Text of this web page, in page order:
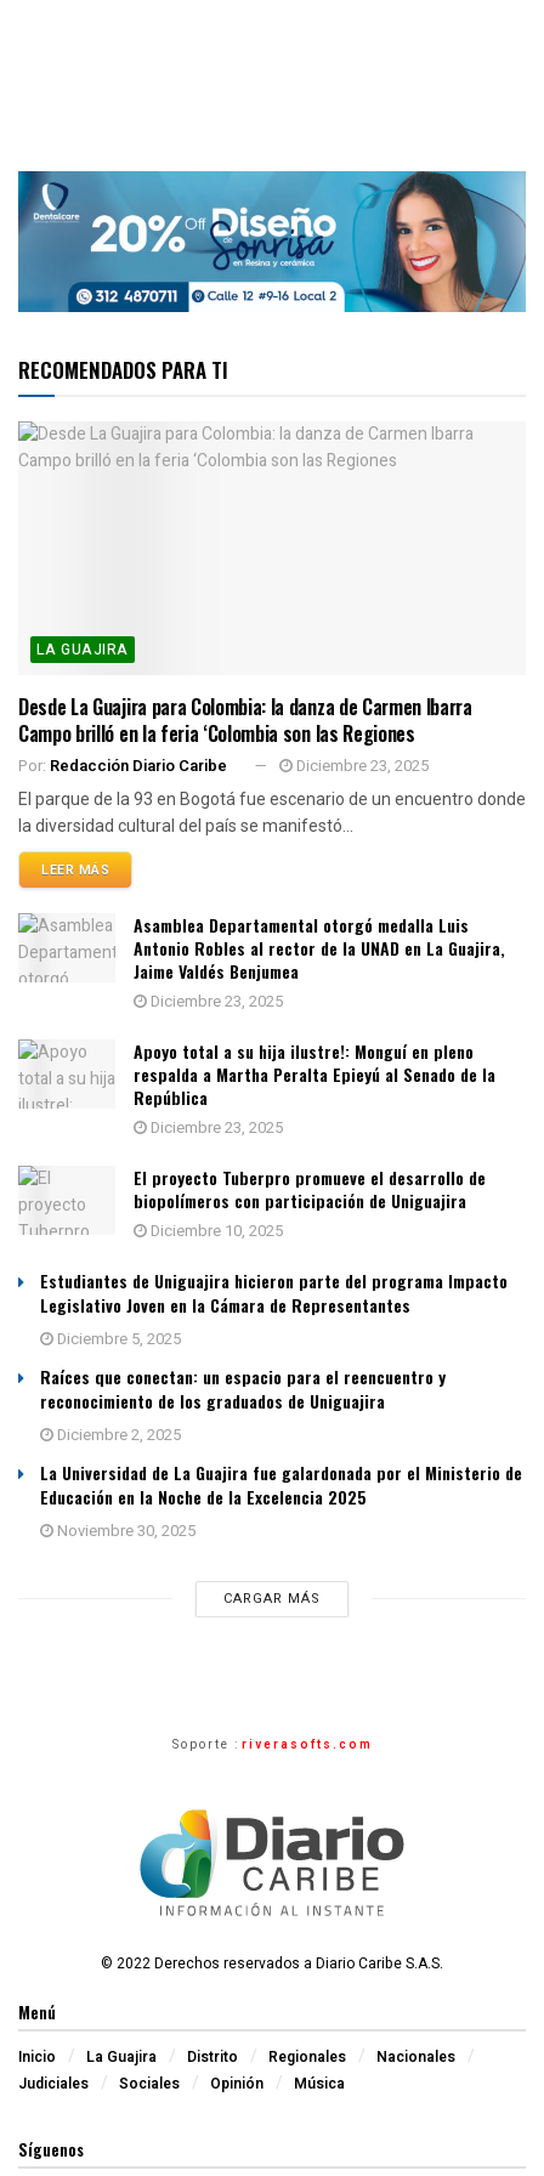
RECOMENDADOS PARA TI
LA GUAJIRA
Desde La Guajira para Colombia: la danza de Carmen Ibarra
Campo brilló en la feria ‘Colombia son las Regiones
Por: Redacción Diario Caribe Diciembre 23, 2025
El parque de la 93 en Bogotá fue escenario de un encuentro donde
la diversidad cultural del país se manifestó...
LEER MÁS
Asamblea Departamental otorgó medalla Luis
Antonio Robles al rector de la UNAD en La Guajira,
Jaime Valdés Benjumea
Diciembre 23, 2025
Apoyo total a su hija ilustre!: Monguí en pleno
respalda a Martha Peralta Epieyú al Senado de la
República
Diciembre 23, 2025
El proyecto Tuberpro promueve el desarrollo de
biopolímeros con participación de Uniguajira
Diciembre 10, 2025
Estudiantes de Uniguajira hicieron parte del programa Impacto
Legislativo Joven en la Cámara de Representantes
Diciembre 5, 2025
Raíces que conectan: un espacio para el reencuentro y
reconocimiento de los graduados de Uniguajira
Diciembre 2, 2025
La Universidad de La Guajira fue galardonada por el Ministerio de
Educación en la Noche de la Excelencia 2025
Noviembre 30, 2025
CARGAR MÁS
Soporte : riverasofts.com
© 2022 Derechos reservados a Diario Caribe S.A.S.
Menú
Inicio La Guajira Distrito Regionales
Nacionales
Judiciales
Sociales Opinión Música
Síguenos